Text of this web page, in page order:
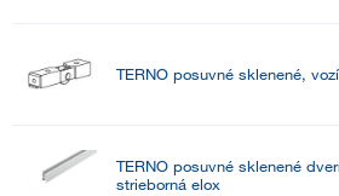
TERNO posuvné sklenené,
TERNO posuvné sklenené
strieborná elox